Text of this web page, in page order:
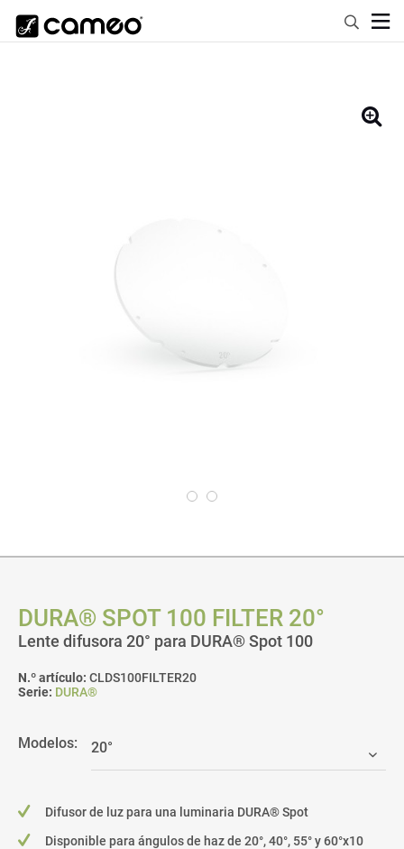
DURA® SPOT 100 FILTER 20°
Lente difusora 20° para DURA® Spot 100
N.º artículo: CLDS100FILTER20
Serie: DURA®
Modelos:
Difusor de luz para una luminaria DURA® Spot
Disponible para ángulos de haz de 20°, 40°, 55° y 60°x10